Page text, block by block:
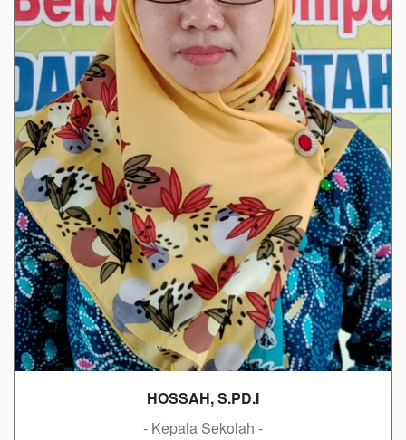
HOSSAH, S.PD.I
- Kepala Sekolah -